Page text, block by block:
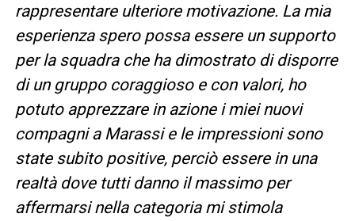
rappresentare ulteriore motivazione. La mia
esperienza spero possa essere un supporto
per la squadra che ha dimostrato di disporre
di un gruppo coraggioso e con valori, ho
potuto apprezzare in azione i miei nuovi
compagni a Marassi e le impressioni sono
state subito positive, perciò essere in una
realtà dove tutti danno il massimo per
affermarsi nella categoria mi stimola